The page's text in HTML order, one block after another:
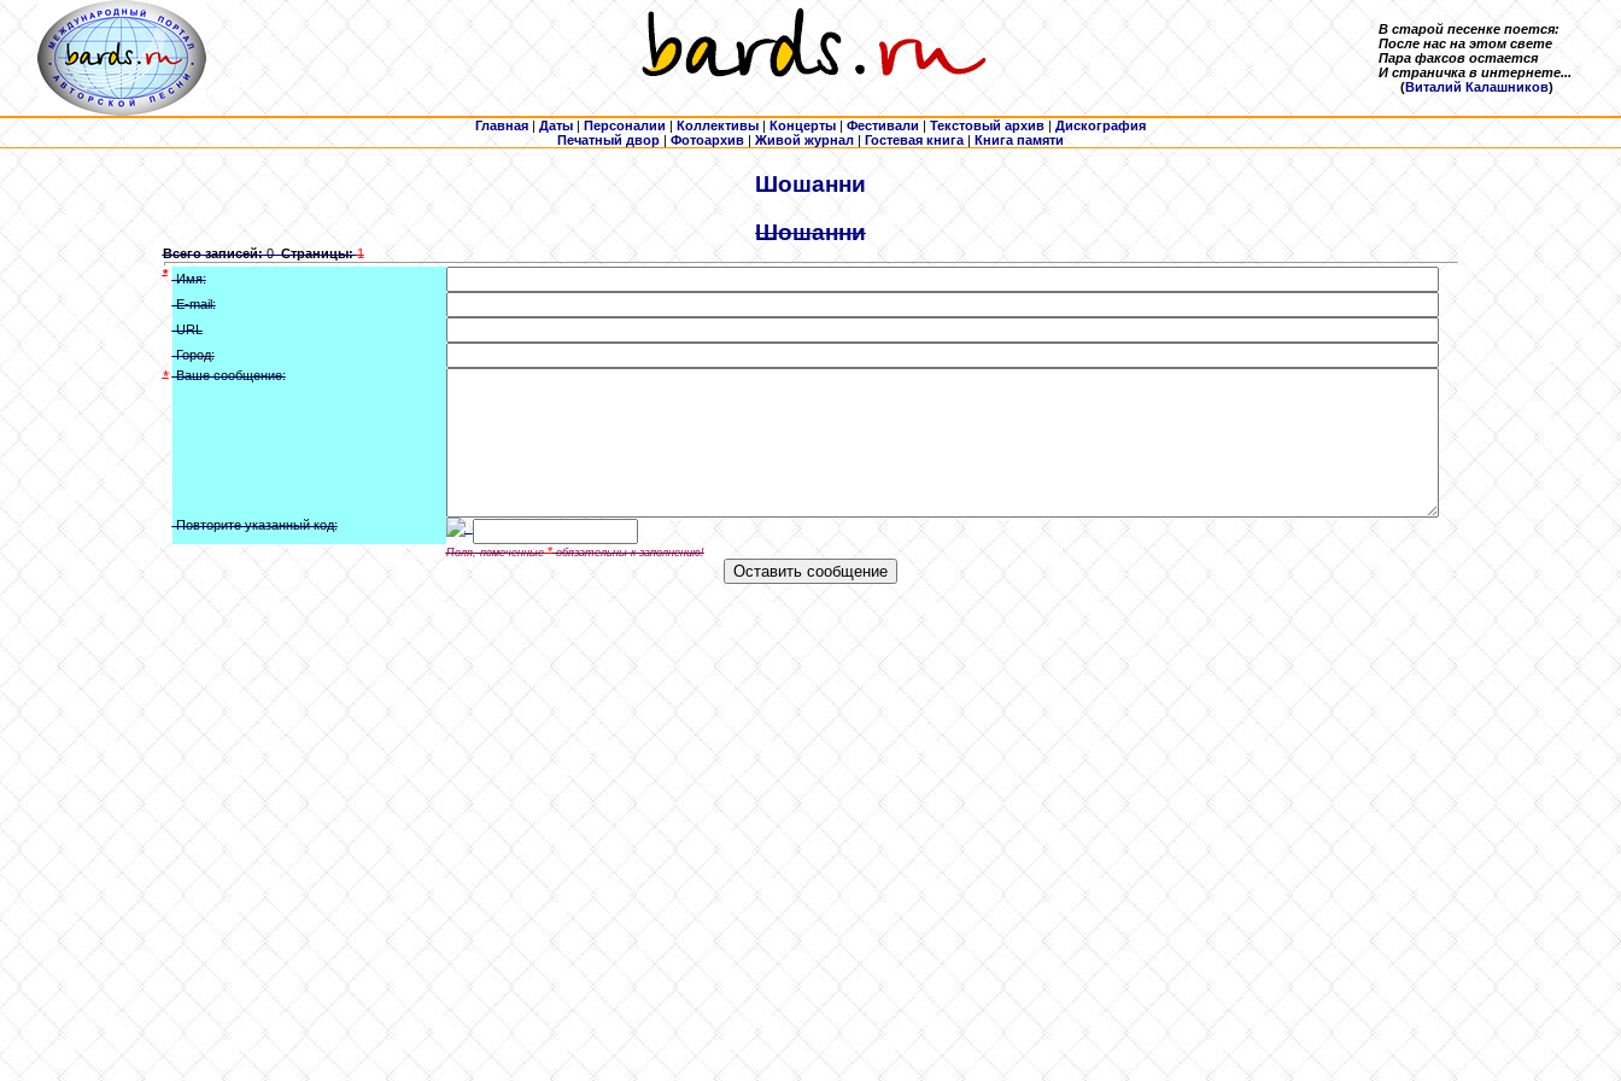
В старой песенке поется:
После нас на этом свете
Пара факсов остается
И страничка в интернете...
(Виталий Калашников)
Главная | Даты | Персоналии | Коллективы | Концерты | Фестивали | Текстовый архив | Дискография
Печатный двор | Фотоархив | Живой журнал | Гостевая книга | Книга памяти
Шошанни
Шошанни
Всего записей:0Страницы:1
* Имя:
E-mail:
URL
Город:
* Ваше сообщение:
Повторите указанный код:
Поля, помеченные*обязательны к заполнению!